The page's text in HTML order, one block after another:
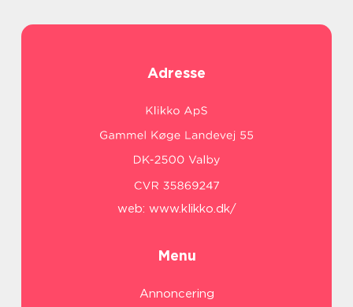
Adresse
web: www.klikko.dk/
Menu
Annoncering